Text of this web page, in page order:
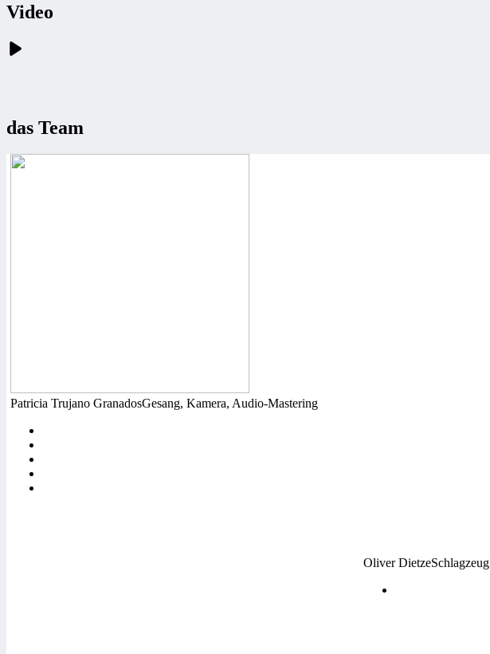
Video
das Team
Patricia Trujano GranadosGesang, Kamera, Audio-Mastering
Oliver DietzeSchlagzeug